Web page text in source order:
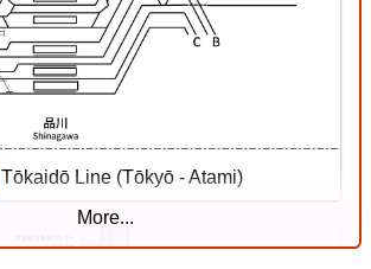
Kishin Line
Tōkaidō Line (Tōkyō - Atami)
More...